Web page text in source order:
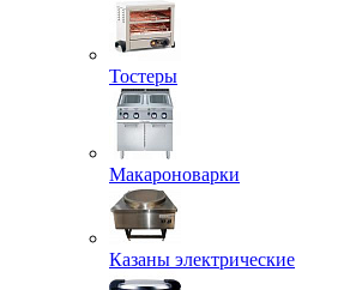
Тостеры
Макароноварки
Казаны электрические